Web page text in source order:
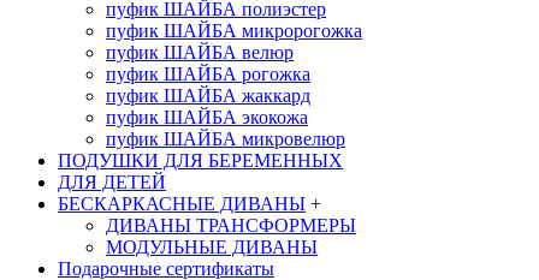
пуфик ШАЙБА полиэстер
пуфик ШАЙБА микророгожка
пуфик ШАЙБА велюр
пуфик ШАЙБА рогожка
пуфик ШАЙБА жаккард
пуфик ШАЙБА экокожа
пуфик ШАЙБА микровелюр
ПОДУШКИ ДЛЯ БЕРЕМЕННЫХ
ДЛЯ ДЕТЕЙ
БЕСКАРКАСНЫЕ ДИВАНЫ +
ДИВАНЫ ТРАНСФОРМЕРЫ
МОДУЛЬНЫЕ ДИВАНЫ
Подарочные сертификаты